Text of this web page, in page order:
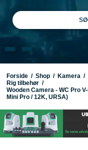
Forside / Shop / Kamera /
Rig tilbehør /
Wooden Camera - WC Pro
Mini Pro / 12K, URSA)